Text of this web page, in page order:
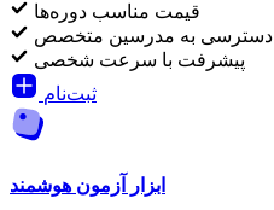
قیمت مناسب دوره‌ها
دسترسی به مدرسین متخصص
پیشرفت با سرعت شخصی
ثبت‌نام
ابزار آزمون هوشمند